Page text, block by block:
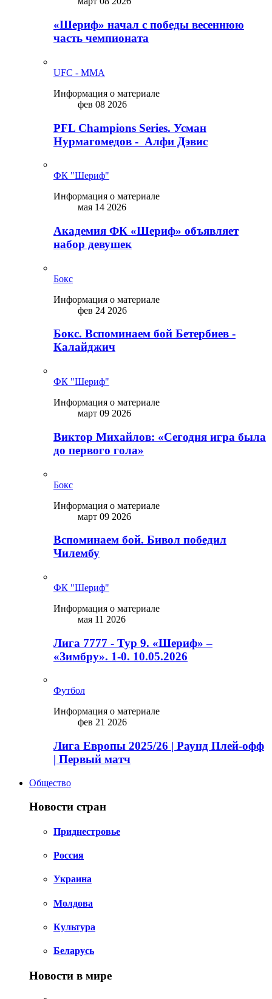
«Шериф» начал с победы весеннюю
часть чемпионата
UFC - MMA
Информация о материале
фев 08 2026
PFL Champions Series. Усман
Нурмагомедов - Алфи Дэвис
ФК "Шериф"
Информация о материале
мая 14 2026
Академия ФК «Шериф» объявляет
набор девушек
Бокс
Информация о материале
фев 24 2026
Бокс. Вспоминаем бой Бетербиев -
Калайджич
ФК "Шериф"
Информация о материале
март 09 2026
Виктор Михайлов: «Сегодня игра была
до первого гола»
Бокс
Информация о материале
март 09 2026
Вспоминаем бой. Бивол победил
Чилембу
ФК "Шериф"
Информация о материале
мая 11 2026
Лига 7777 - Тур 9. «Шериф» –
«Зимбру». 1-0. 10.05.2026
Футбол
Информация о материале
фев 21 2026
Лига Европы 2025/26 | Раунд Плей-офф
| Первый матч
Общество
Новости стран
Приднестровье
Россия
Украина
Молдова
Культура
Беларусь
Новости в мире